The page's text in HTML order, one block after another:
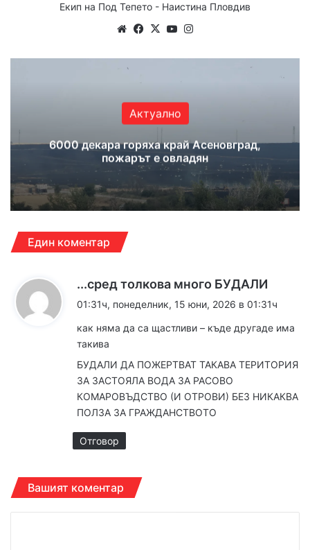
Екип на Под Тепето - Наистина Пловдив
WebsiteFacebook
X YouTube
Актуално
6000 декара горяха край Асеновград,
пожарът е овладян
Един коментар
...сред толкова много БУДАЛИ
а
а
01:31ч, понеделник, 15 юни, 2026 в 01:31ч
как няма да са щастливи – къде другаде има
такива
БУДАЛИ ДА ПОЖЕРТВАТ ТАКАВА ТЕРИТОРИЯ
ЗА ЗАСТОЯЛА ВОДА ЗА РАСОВО
КОМАРОВЪДСТВО (И ОТРОВИ) БЕЗ НИКАКВА
ПОЛЗА ЗА ГРАЖДАНСТВОТО
Отговор
Вашият коментар